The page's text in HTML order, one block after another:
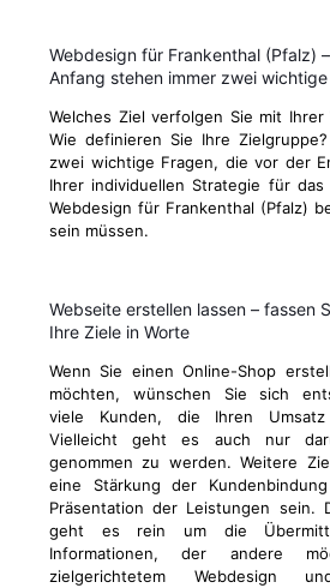
Webdesign für Frankenthal (Pfalz)
Anfang stehen immer zwei
Welches Ziel verfolgen Sie mit Ihrer
Wie definieren Sie Ihre
zwei wichtige Fragen, die vor der
Ihrer individuellen Strategie für das
Webdesign für Frankenthal (Pfalz)
sein müssen.
Webseite erstellen lassen – fassen
Ihre Ziele in Worte
Wenn Sie einen Online-Shop
möchten, wünschen Sie sich
viele Kunden, die Ihren Umsatz
Vielleicht geht es auch nur
genommen zu werden. Weitere
eine Stärkung der
Präsentation der Leistungen sein.
geht es rein um die
Informationen, der andere
zielgerichtetem Webdesign